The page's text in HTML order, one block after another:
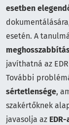
esetben
esetén. A
javíthatná az
További
sértetlensége,
szakértőknek
javasolja az